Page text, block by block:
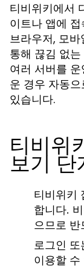
티비위키에서
이트나 앱에
브라우저, 모
통해 끊김 없
여러 서버를
운 경우 자동
있습니다.
티비위
보기 단
티비위키
합니다.
으므로
로그인
이용할 수